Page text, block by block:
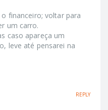
financeiro; voltar para
um carro.
caso apareça um
leve até pensarei na
REPLY